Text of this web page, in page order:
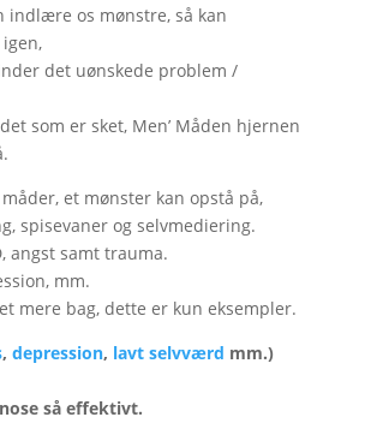
indlære os mønstre, så kan
det uønskede problem /
som er sket, Men’ Måden hjernen
et mønster kan opstå på,
spisevaner og selvmediering.
angst samt trauma.
mm.
mere bag, dette er kun eksempler.
, depression, lavt selvværd mm.)
så effektivt.